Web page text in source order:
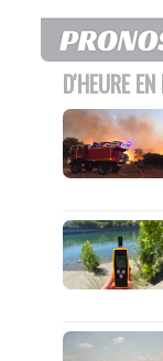
D'HEURE EN